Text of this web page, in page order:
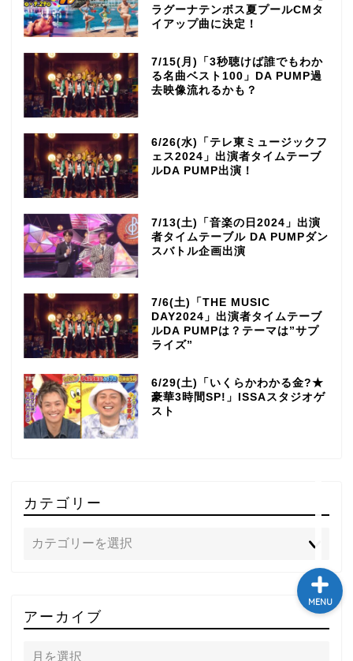
ラグーナテンボス夏プールCMタ
イアップ曲に決定！
7/15(月)「3秒聴けば誰でもわか
る名曲ベスト100」DA PUMP過
去映像流れるかも？
6/26(水)「テレ東ミュージックフ
ェス2024」出演者タイムテーブ
ルDA PUMP出演！
7/13(土)「音楽の日2024」出演
者タイムテーブル DA PUMPダン
スバトル企画出演
7/6(土)「THE MUSIC
DAY2024」出演者タイムテーブ
ルDA PUMPは？テーマは”サプ
ライズ”
6/29(土)「いくらかわかる金?★
豪華3時間SP!」ISSAスタジオゲ
スト
カテゴリー
アーカイブ
MENU
テレビ
ラジオ
メゾン・ド・ミュージック